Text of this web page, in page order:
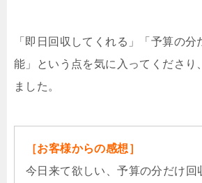
「即日回収してくれる」「予算の
能」という点を気に入ってくださり
ました。
［お客様からの感想］
今日来て欲しい、予算の分だけ回